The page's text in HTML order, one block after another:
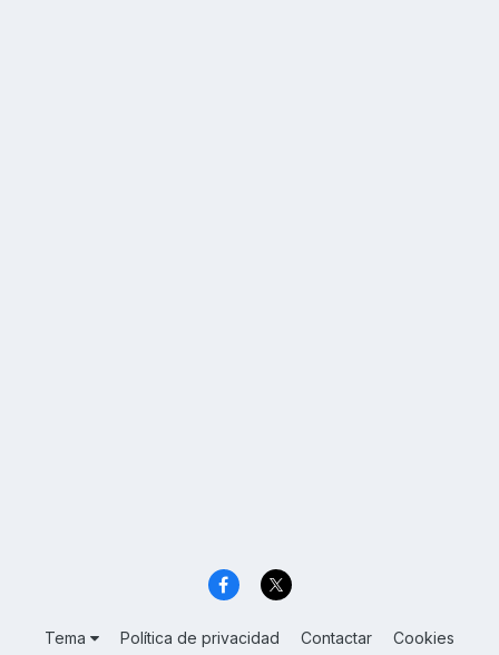
Tema Política de privacidad Contactar Cookies